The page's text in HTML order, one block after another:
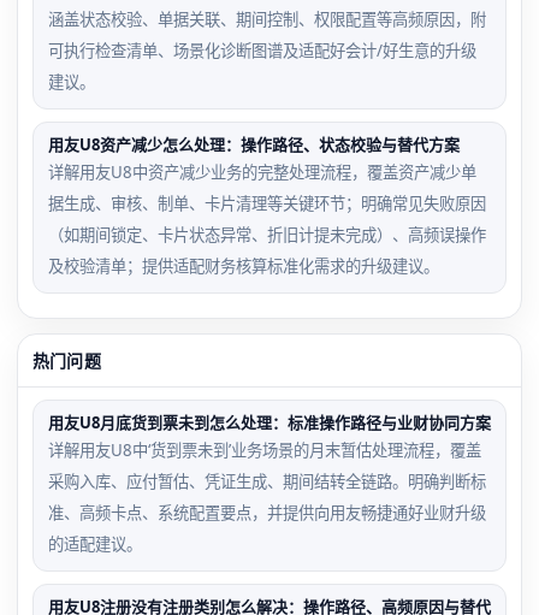
涵盖状态校验、单据关联、期间控制、权限配置等高频原因，附
可执行检查清单、场景化诊断图谱及适配好会计/好生意的升级
建议。
用友U8资产减少怎么处理：操作路径、状态校验与替代方案
详解用友U8中资产减少业务的完整处理流程，覆盖资产减少单
据生成、审核、制单、卡片清理等关键环节；明确常见失败原因
（如期间锁定、卡片状态异常、折旧计提未完成）、高频误操作
及校验清单；提供适配财务核算标准化需求的升级建议。
热门问题
用友U8月底货到票未到怎么处理：标准操作路径与业财协同方案
详解用友U8中‘货到票未到’业务场景的月末暂估处理流程，覆盖
采购入库、应付暂估、凭证生成、期间结转全链路。明确判断标
准、高频卡点、系统配置要点，并提供向用友畅捷通好业财升级
的适配建议。
用友U8注册没有注册类别怎么解决：操作路径、高频原因与替代